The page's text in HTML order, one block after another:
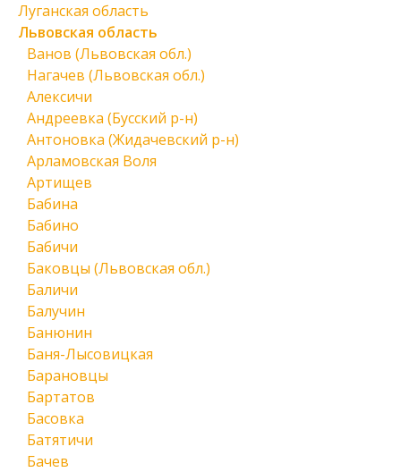
Луганская область
Львовская область
Ванов (Львовская обл.)
Нагачев (Львовская обл.)
Алексичи
Андреевка (Бусский р-н)
Антоновка (Жидачевский р-н)
Арламовская Воля
Артищев
Бабина
Бабино
Бабичи
Баковцы (Львовская обл.)
Баличи
Балучин
Банюнин
Баня-Лысовицкая
Барановцы
Бартатов
Басовка
Батятичи
Бачев